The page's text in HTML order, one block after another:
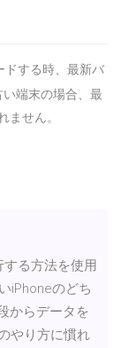
ドする時、最新バ
端末の場合、最
ません。
る方法を使用
iPhoneのどち
からデータを
やり方に慣れ